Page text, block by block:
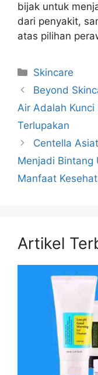
bijak untuk
dari penyakit,
atas pilihan
Kategori
Skincare
Beyond
Air Adalah Kunci
Terlupakan
Centella
Menjadi Bintang
Manfaat
Artikel